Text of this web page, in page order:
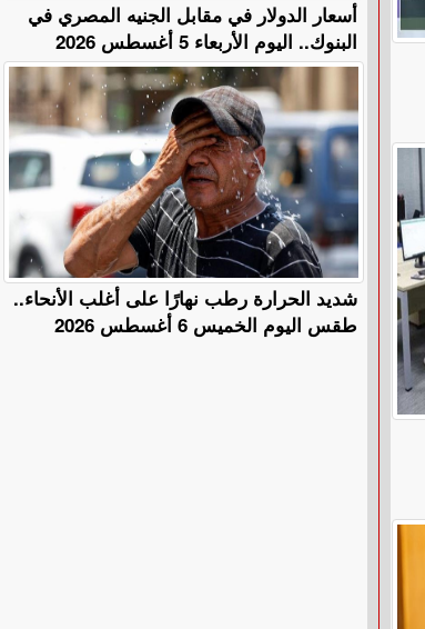
أسعار الدولار في مقابل الجنيه المصري في
البنوك.. اليوم الأربعاء 5 أغسطس 2026
​شديد الحرارة رطب نهارًا على أغلب الأنحاء..
طقس اليوم الخميس 6 أغسطس 2026